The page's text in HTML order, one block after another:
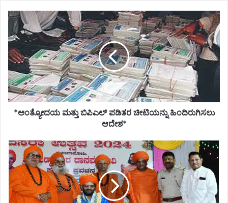
*ಅಂತ್ಯೋದಯ
ಮತ್ತು
ಬಿಪಿಎಲ್
ಪಡಿತರ
ಚೀಟಿಯನ್ನು
ಹಿಂದಿರುಗಿಸಲು
ಆದೇಶ*
*ಅಂತ್ಯೋದಯ ಮತ್ತು ಬಿಪಿಎಲ್ ಪಡಿತರ ಚೀಟಿಯನ್ನು ಹಿಂದಿರುಗಿಸಲು
ಆದೇಶ*
*ನಿಜಗುಣ
ದೇವರಿಗೆ
ನಿಜಗುಣ
ದೇವ
ಮಹಾಸ್ವಾಮಿ
ಎಂಬ